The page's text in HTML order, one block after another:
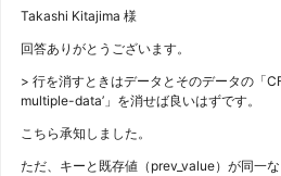
Takashi Kitajima 様
回答ありがとうございます。
> 行を消すときはデータとそのデータの「
multiple-data’」を消せば良いはずです。
こちら承知しました。
ただ、キーと既存値（prev_value）が同一